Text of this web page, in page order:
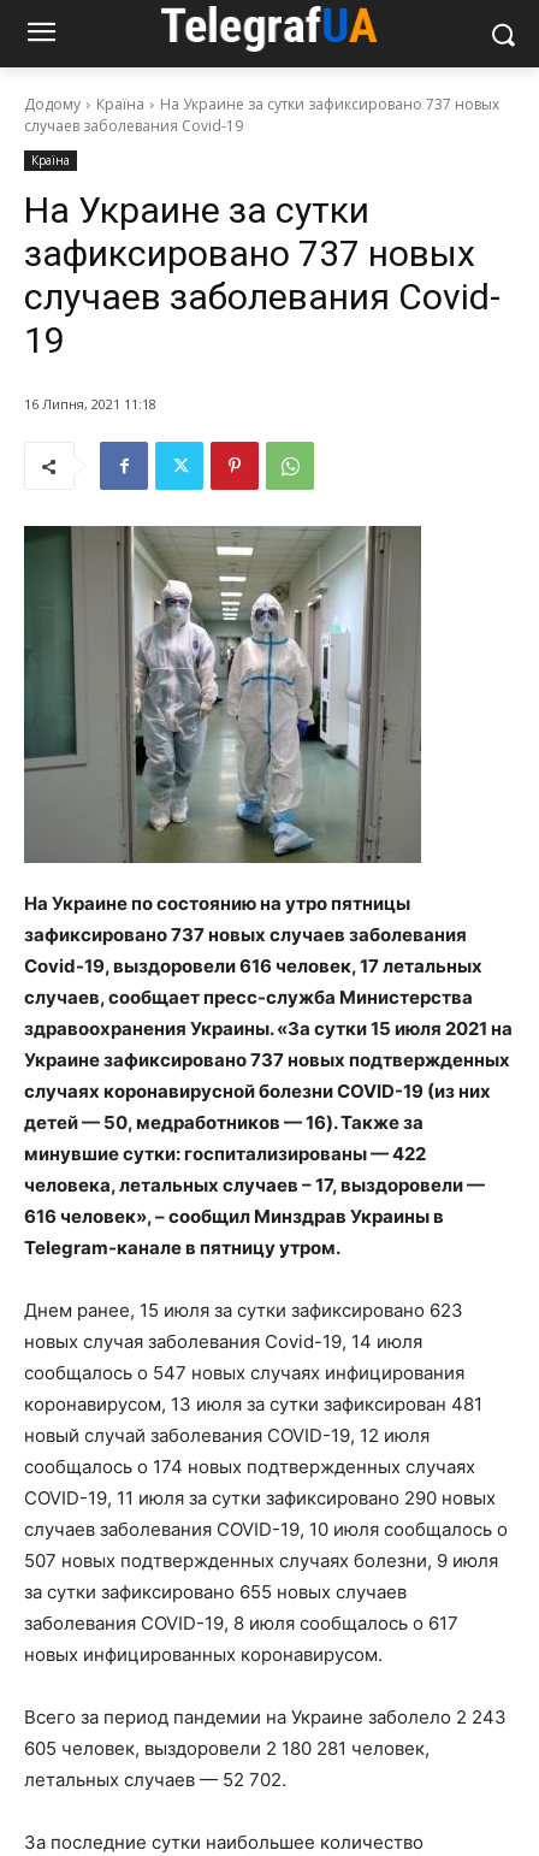
Додому Країна
На Украине за сутки зафиксировано 737 новых
случаев заболевания Covid-19
Країна
На Украине за сутки
зафиксировано 737 новых
случаев заболевания Covid-
19
16 Липня, 2021 11:18
На Украине по состоянию на утро пятницы
зафиксировано 737 новых случаев заболевания
Covid-19, выздоровели 616 человек, 17 летальных
случаев, сообщает пресс-служба Министерства
здравоохранения Украины. «За сутки 15 июля 2021 на
Украине зафиксировано 737 новых подтвержденных
случаях коронавирусной болезни COVID-19 (из них
детей — 50, медработников — 16). Также за
минувшие сутки: госпитализированы — 422
человека, летальных случаев – 17, выздоровели —
616 человек», – сообщил Минздрав Украины в
Telegram-канале в пятницу утром.
Днем ранее, 15 июля за сутки зафиксировано 623
новых случая заболевания Covid-19, 14 июля
сообщалось о 547 новых случаях инфицирования
коронавирусом, 13 июля за сутки зафиксирован 481
новый случай заболевания COVID-19, 12 июля
сообщалось о 174 новых подтвержденных случаях
COVID-19, 11 июля за сутки зафиксировано 290 новых
случаев заболевания COVID-19, 10 июля сообщалось о
507 новых подтвержденных случаях болезни, 9 июля
за сутки зафиксировано 655 новых случаев
заболевания COVID-19, 8 июля сообщалось о 617
новых инфицированных коронавирусом.
Всего за период пандемии на Украине заболело 2 243
605 человек, выздоровели 2 180 281 человек,
летальных случаев — 52 702.
За последние сутки наибольшее количество